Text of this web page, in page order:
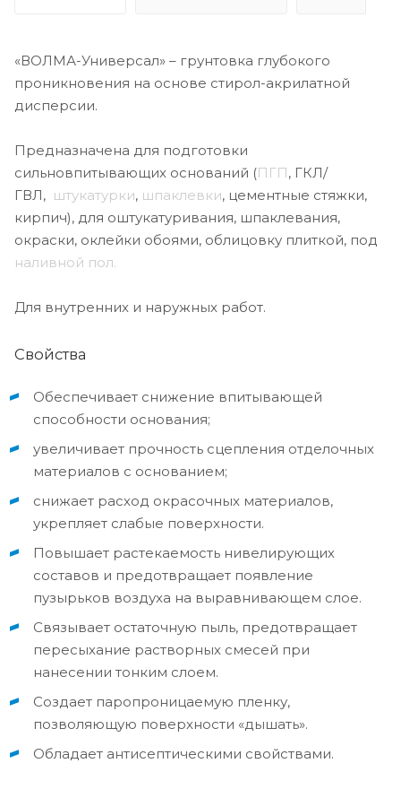
«ВОЛМА-Универсал» – грунтовка глубокого
проникновения на основе стирол-акрилатной
дисперсии.
Предназначена для подготовки
сильновпитывающих оснований (ПГП, ГКЛ/
ГВЛ, штукатурки, шпаклевки, цементные стяжки,
кирпич), для оштукатуривания, шпаклевания,
окраски, оклейки обоями, облицовку плиткой, под
наливной пол.
Для внутренних и наружных работ.
Свойства
Обеспечивает снижение впитывающей
способности основания;
увеличивает прочность сцепления отделочных
материалов с основанием;
снижает расход окрасочных материалов,
укрепляет слабые поверхности.
Повышает растекаемость нивелирующих
составов и предотвращает появление
пузырьков воздуха на выравнивающем слое.
Связывает остаточную пыль, предотвращает
пересыхание растворных смесей при
нанесении тонким слоем.
Создает паропроницаемую пленку,
позволяющую поверхности «дышать».
Обладает антисептическими свойствами.